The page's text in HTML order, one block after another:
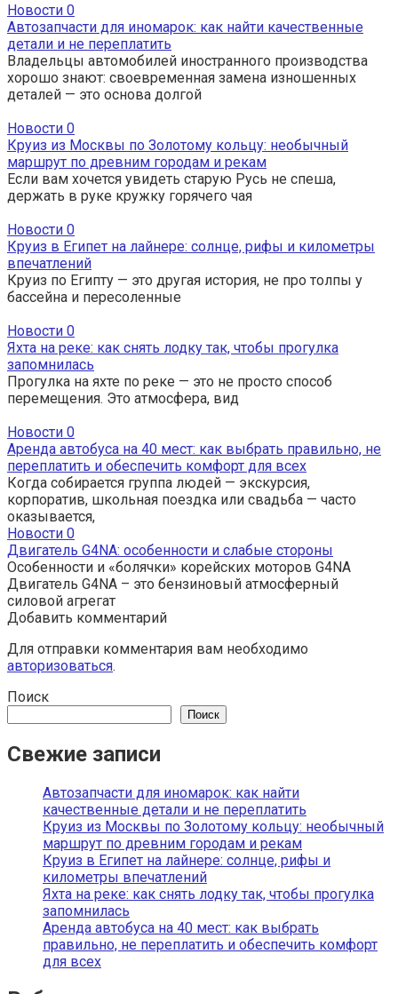
Новости 0
Автозапчасти для иномарок: как найти качественные
детали и не переплатить
Владельцы автомобилей иностранного производства
хорошо знают: своевременная замена изношенных
деталей — это основа долгой
Новости 0
Круиз из Москвы по Золотому кольцу: необычный
маршрут по древним городам и рекам
Если вам хочется увидеть старую Русь не спеша,
держать в руке кружку горячего чая
Новости 0
Круиз в Египет на лайнере: солнце, рифы и километры
впечатлений
Круиз по Египту — это другая история, не про толпы у
бассейна и пересоленные
Новости 0
Яхта на реке: как снять лодку так, чтобы прогулка
запомнилась
Прогулка на яхте по реке — это не просто способ
перемещения. Это атмосфера, вид
Новости 0
Аренда автобуса на 40 мест: как выбрать правильно, не
переплатить и обеспечить комфорт для всех
Когда собирается группа людей — экскурсия,
корпоратив, школьная поездка или свадьба — часто
оказывается,
Новости 0
Двигатель G4NA: особенности и слабые стороны
Особенности и «болячки» корейских моторов G4NA
Двигатель G4NA – это бензиновый атмосферный
силовой агрегат
Добавить комментарий
Для отправки комментария вам необходимо
авторизоваться.
Поиск
Поиск
Свежие записи
Автозапчасти для иномарок: как найти
качественные детали и не переплатить
Круиз из Москвы по Золотому кольцу: необычный
маршрут по древним городам и рекам
Круиз в Египет на лайнере: солнце, рифы и
километры впечатлений
Яхта на реке: как снять лодку так, чтобы прогулка
запомнилась
Аренда автобуса на 40 мест: как выбрать
правильно, не переплатить и обеспечить комфорт
для всех